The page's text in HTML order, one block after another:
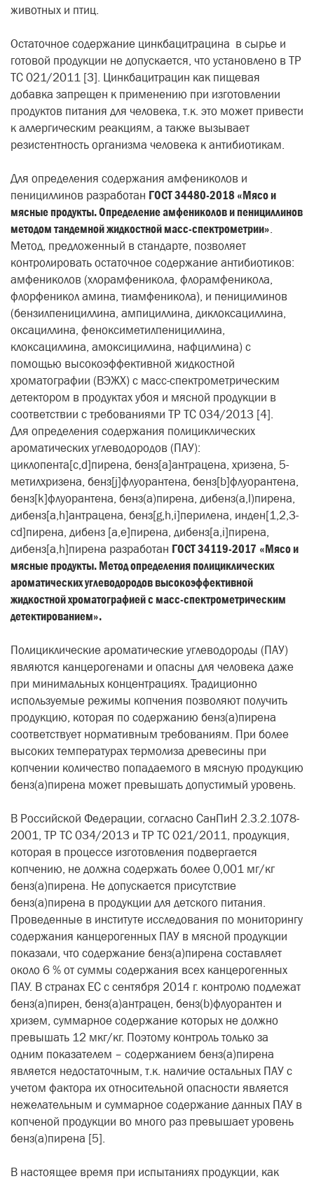
животных и птиц.
Остаточное содержание цинкбацитрацина в сырье и
готовой продукции не допускается, что установлено в ТР
ТС 021/2011 [3]. Цинкбацитрацин как пищевая
добавка запрещен к применению при изготовлении
продуктов питания для человека, т.к. это может привести
к аллергическим реакциям, а также вызывает
резистентность организма человека к антибиотикам.
Для определения содержания амфениколов и
пенициллинов разработан ГОСТ 34480-2018 «Мясо и
мясные продукты. Определение амфениколов и пенициллинов
методом тандемной жидкостной масс-спектрометрии».
Метод, предложенный в стандарте, позволяет
контролировать остаточное содержание антибиотиков:
амфениколов (хлорамфеникола, флорамфеникола,
флорфеникол амина, тиамфеникола), и пенициллинов
(бензилпенициллина, ампициллина, диклоксациллина,
оксациллина, феноксиметилпенициллина,
клоксациллина, амоксициллина, нафциллина) с
помощью высокоэффективной жидкостной
хроматографии (ВЭЖХ) с масс-спектрометрическим
детектором в продуктах убоя и мясной продукции в
соответствии с требованиями ТР ТС 034/2013 [4].
Для определения содержания полициклических
ароматических углеводородов (ПАУ):
циклопента[c,d]пирена, бенз[a]антрацена, хризена, 5-
метилхризена, бенз[j]флуорантена, бенз[b]флуорантена,
бенз[k]флуорантена, бенз(а)пирена, дибенз(а,l)пирена,
дибенз[a,h]антрацена, бенз[g,h,i]перилена, инден[1,2,3-
cd]пирена, дибенз [a,e]пирена, дибенз[a,i]пирена,
дибенз[a,h]пирена разработан ГОСТ 34119-2017 «Мясо и
мясные продукты. Метод определения полициклических
ароматических углеводородов высокоэффективной
жидкостной хроматографией с масс-спектрометрическим
детектированием».
Полициклические ароматические углеводороды (ПАУ)
являются канцерогенами и опасны для человека даже
при минимальных концентрациях. Традиционно
используемые режимы копчения позволяют получить
продукцию, которая по содержанию бенз(а)пирена
соответствует нормативным требованиям. При более
высоких температурах термолиза древесины при
копчении количество попадаемого в мясную продукцию
бенз(а)пирена может превышать допустимый уровень.
В Российской Федерации, согласно СанПиН 2.3.2.1078-
2001, ТР ТС 034/2013 и ТР ТС 021/2011, продукция,
которая в процессе изготовления подвергается
копчению, не должна содержать более 0,001 мг/кг
бенз(а)пирена. Не допускается присутствие
бенз(а)пирена в продукции для детского питания.
Проведенные в институте исследования по мониторингу
содержания канцерогенных ПАУ в мясной продукции
показали, что содержание бенз(а)пирена составляет
около 6 % от суммы содержания всех канцерогенных
ПАУ. В странах ЕС с сентября 2014 г. контролю подлежат
бенз(а)пирен, бенз(а)антрацен, бенз(b)флуорантен и
хризем, суммарное содержание которых не должно
превышать 12 мкг/кг. Поэтому контроль только за
одним показателем – содержанием бенз(а)пирена
является недостаточным, т.к. наличие остальных ПАУ с
учетом фактора их относительной опасности является
нежелательным и суммарное содержание данных ПАУ в
копченой продукции во много раз превышает уровень
бенз(а)пирена [5].
В настоящее время при испытаниях продукции, как